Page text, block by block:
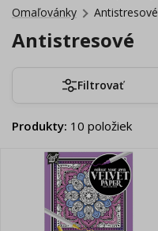
Omaľovánky
Antistresové
Antistresové
Filtrovať
Produkty: 10 položiek